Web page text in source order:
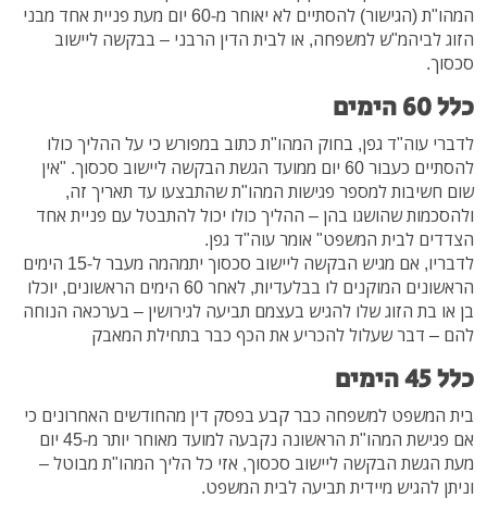
המהו"ת (הגישור) להסתיים לא יאוחר מ-60 יום מעת פניית אחד מבני
הזוג לביהמ"ש למשפחה, או לבית הדין הרבני – בבקשה ליישוב
סכסוך.
כלל 60 הימים
לדברי עוה"ד גפן, בחוק המהו"ת כתוב במפורש כי על ההליך כולו
להסתיים כעבור 60 יום ממועד הגשת הבקשה ליישוב סכסוך. "אין
שום חשיבות למספר פגישות המהו"ת שהתבצעו עד תאריך זה,
ולהסכמות שהושגו בהן – ההליך כולו יכול להתבטל עם פניית אחד
הצדדים לבית המשפט" אומר עוה"ד גפן.
לדבריו, אם מגיש הבקשה ליישוב סכסוך יתמהמה מעבר ל-15 הימים
הראשונים המוקנים לו בבלעדיות, לאחר 60 הימים הראשונים, יוכלו
בן או בת הזוג שלו להגיש בעצמם תביעה לגירושין – בערכאה הנוחה
להם – דבר שעלול להכריע את הכף כבר בתחילת המאבק
כלל 45 הימים
בית המשפט למשפחה כבר קבע בפסק דין מהחודשים האחרונים כי
אם פגישת המהו"ת הראשונה נקבעה למועד מאוחר יותר מ-45 יום
מעת הגשת הבקשה ליישוב סכסוך, אזי כל הליך המהו"ת מבוטל –
וניתן להגיש מיידית תביעה לבית המשפט.